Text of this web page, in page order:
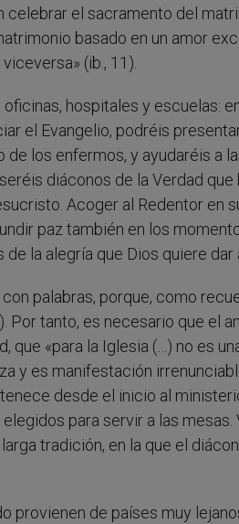
celebrar el sacramento del
basado en un amor
(ib., 11).
hospitales y escuelas:
el Evangelio, podréis
los enfermos, y ayudaréis a
diáconos de la Verdad
Acoger al Redentor en
paz también en los
la alegría que Dios quiere dar
palabras, porque, como
Por tanto, es necesario que el
que «para la Iglesia (…) no es
y es manifestación
desde el inicio al
para servir a las
tradición, en la que el
provienen de países muy